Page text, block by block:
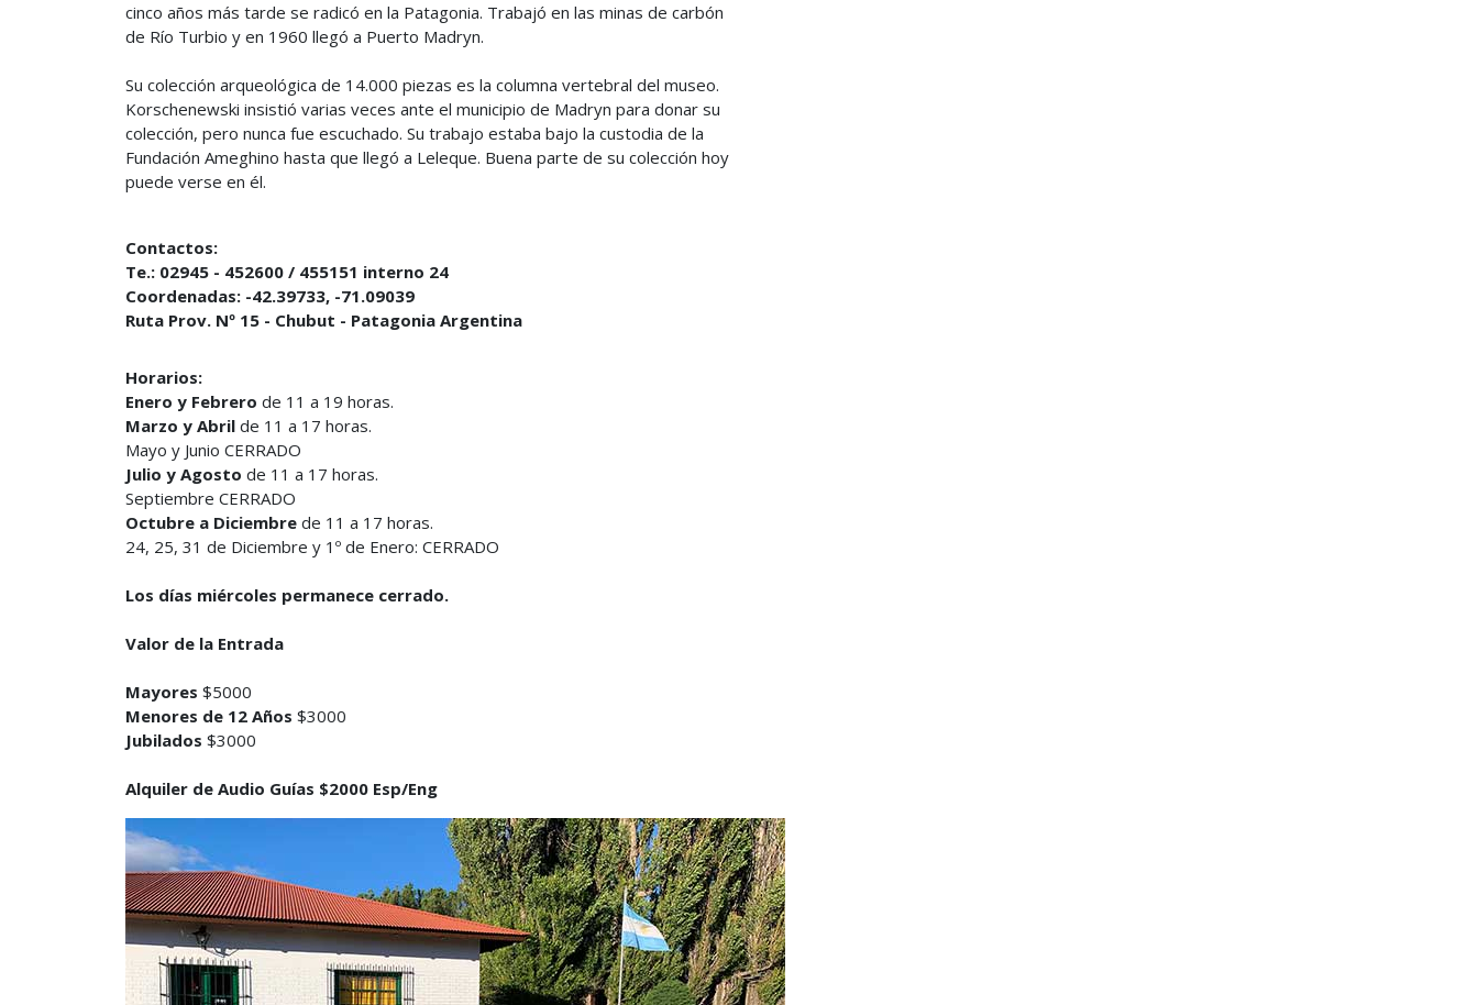
cinco años más tarde se radicó en la Patagonia. Trabajó en las minas de carbón
de Río Turbio y en 1960 llegó a Puerto Madryn.
Su colección arqueológica de 14.000 piezas es la columna vertebral del museo.
Korschenewski insistió varias veces ante el municipio de Madryn para donar su
colección, pero nunca fue escuchado. Su trabajo estaba bajo la custodia de la
Fundación Ameghino hasta que llegó a Leleque. Buena parte de su colección hoy
puede verse en él.
Contactos:
Te.: 02945 - 452600 / 455151 interno 24
Coordenadas: -42.39733, -71.09039
Ruta Prov. Nº 15 - Chubut - Patagonia Argentina
Horarios:
Enero y Febrero de 11 a 19 horas.
Marzo y Abril de 11 a 17 horas.
Mayo y Junio CERRADO
Julio y Agosto de 11 a 17 horas.
Septiembre CERRADO
Octubre a Diciembre de 11 a 17 horas.
24, 25, 31 de Diciembre y 1º de Enero: CERRADO
Los días miércoles permanece cerrado.
Valor de la Entrada
Mayores $5000
Menores de 12 Años $3000
Jubilados $3000
Alquiler de Audio Guías $2000 Esp/Eng